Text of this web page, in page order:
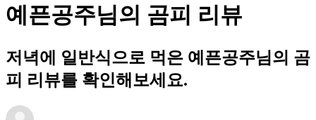
예픈공주님의 곰피 리뷰
저녁에 일반식으로 먹은 예픈공주님의 곰
피 리뷰를 확인해보세요.